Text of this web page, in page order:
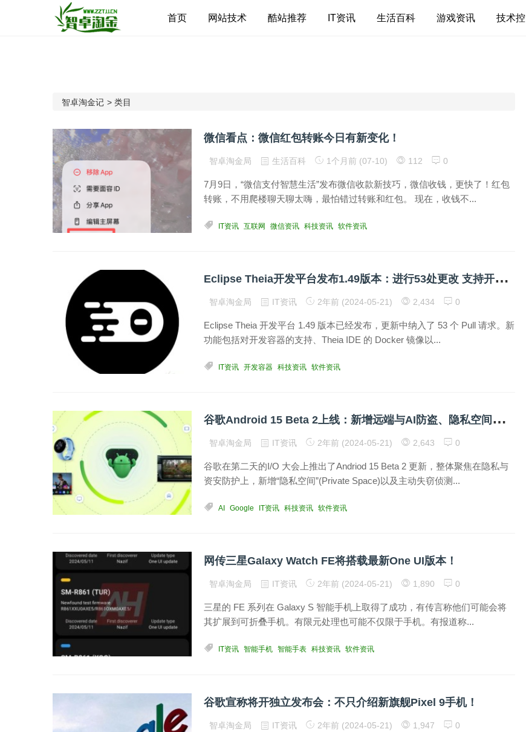
首页 网站技术 酷站推荐 IT资讯 生活百科 游戏资讯 技术控
智卓淘金记 > 类目
微信看点：微信红包转账今日有新变化！
智卓淘金局 生活百科 1个月前 (07-10) 112 0
7月9日，“微信支付智慧生活”发布微信收款新技巧，微信收钱，更快了！红包
转账，不用爬楼聊天聊太嗨，最怕错过转账和红包。 现在，收钱不...
IT资讯 互联网 微信资讯 科技资讯 软件资讯
E
clipse Theia开发平台发布1.49版本：进行53处更改 支持开发容器等！
智卓淘金局 IT资讯 2年前 (2024-05-21) 2,434 0
Eclipse Theia 开发平台 1.49 版本已经发布，更新中纳入了 53 个 Pull 请求。新
功能包括对开发容器的支持、Theia IDE 的 Docker 镜像以...
IT资讯 开发容器 科技资讯 软件资讯
谷
歌Android 15 Beta 2上线：新增远端与AI防盗、隐私空间功能！
智卓淘金局 IT资讯 2年前 (2024-05-21) 2,643 0
谷歌在第二天的I/O 大会上推出了Andriod 15 Beta 2 更新，整体聚焦在隐私与
资安防护上，新增“隐私空间”(Private Space)以及主动失窃侦测...
AI Google IT资讯 科技资讯 软件资讯
网传三星Galaxy Watch FE将搭载最新One UI版本！
智卓淘金局 IT资讯 2年前 (2024-05-21) 1,890 0
三星的 FE 系列在 Galaxy S 智能手机上取得了成功，有传言称他们可能会将
其扩展到可折叠手机。有限元处理也可能不仅限于手机。有报道称...
IT资讯 智能手机 智能手表 科技资讯 软件资讯
谷歌宣称将开独立发布会：不只介绍新旗舰Pixel 9手机！
智卓淘金局 IT资讯 2年前 (2024-05-21) 1,947 0